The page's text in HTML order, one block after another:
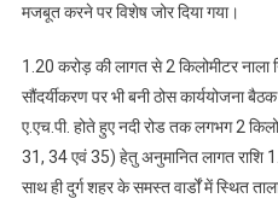
मजबूत करने पर विशेष जोर दिया गया।
1.20 करोड़ की लागत से 2 किलोमीटर नाला
सौंदर्यीकरण पर भी बनी ठोस कार्ययोजना
ए.एच.पी. होते हुए नदी रोड तक लगभग 2
31, 34 एवं 35) हेतु अनुमानित लागत राशि
साथ ही दुर्ग शहर के समस्त वार्डों में स्थित